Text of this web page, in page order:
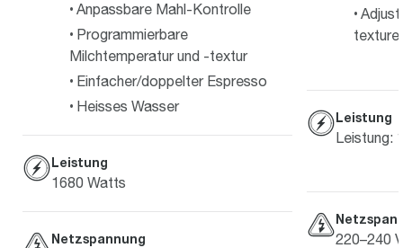
Anpassbare Mahl-Kontrolle
Programmierbare
Milchtemperatur und -textur
Einfacher/doppelter Espresso
Heisses Wasser
Leistung
1680 Watts
Netzspannung
texture
Leistung
Leistung:
220–240